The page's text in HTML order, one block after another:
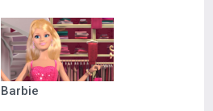
Barbie